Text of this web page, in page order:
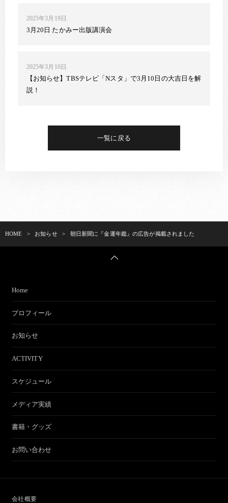
2025年3月19日
3月20日 たかみー出版講演会
2025年3月10日
【お知らせ】TBSテレビ「Nスタ」で3月10日の大吉日を解
説！
一覧に戻る
HOME > お知らせ> 朝日新聞に『金運年鑑』の広告が掲載されました
Home
プロフィール
お知らせ
ACTIVITY
スケジュール
メディア実績
書籍・グッズ
お問い合わせ
会社概要